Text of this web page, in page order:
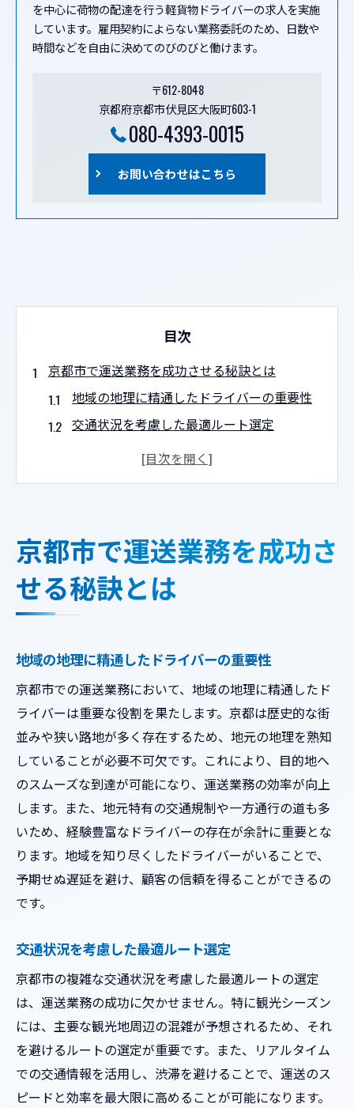
を中心に荷物の配達を行う軽貨物ドライバーの求人を実施
しています。雇用契約によらない業務委託のため、日数や
時間などを自由に決めてのびのびと働けます。
〒612-8048
京都府京都市伏見区大阪町603-1
080-4393-0015
お問い合わせはこちら
目次
京都市で運送業務を成功させる秘訣とは
地域の地理に精通したドライバーの重要性
交通状況を考慮した最適ルート選定
顧客満足を高める迅速な対応力
地元ならではの運送サービスが保証する安心感
地域特有のニーズに応えるサービス設計
信頼性の高い保険制度の導入
顧客の声を反映したサービス改善
地域社会への貢献活動
安全運転を徹底したドライバー教育
運送業界の品質向上を支える京都市の企業努力
定期的な車両メンテナンスの実施
従業員のスキルアップ研修
顧客フィードバックを基にしたサービス改
革
持続可能な運送業務への取り組み
軽貨物サービスが京都市で重要な理由
都市部での機動性の高さ
環境に優しいエコロジカルな選択
小規模配送における柔軟性
インターネット販売の需要に応える
地元経済の活性化に寄与
京都市で運送業務を成功さ
せる秘訣とは
地域の地理に精通したドライバーの重要性
京都市での運送業務において、地域の地理に精通したド
ライバーは重要な役割を果たします。京都は歴史的な街
並みや狭い路地が多く存在するため、地元の地理を熟知
していることが必要不可欠です。これにより、目的地へ
のスムーズな到達が可能になり、運送業務の効率が向上
します。また、地元特有の交通規制や一方通行の道も多
いため、経験豊富なドライバーの存在が余計に重要とな
ります。地域を知り尽くしたドライバーがいることで、
予期せぬ遅延を避け、顧客の信頼を得ることができるの
です。
交通状況を考慮した最適ルート選定
京都市の複雑な交通状況を考慮した最適ルートの選定
は、運送業務の成功に欠かせません。特に観光シーズン
には、主要な観光地周辺の混雑が予想されるため、それ
を避けるルートの選定が重要です。また、リアルタイム
での交通情報を活用し、渋滞を避けることで、運送のス
ピードと効率を最大限に高めることが可能になります。